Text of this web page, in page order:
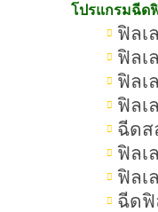
โปรแกรมฉีด
ฟิลเ
ฟิลเ
ฟิลเ
ฟิลเ
ฉีดส
ฟิลเ
ฟิลเ
ฉีดฟิ
คอลลาเจน (
โครงสร้างที่พ
มนุษย์ คิดเป็น
โปรตีนทั้งหมด
ประกอบสำคัญ
กระดูก ข้อต่อ
เกี่ยวพันต่างๆ